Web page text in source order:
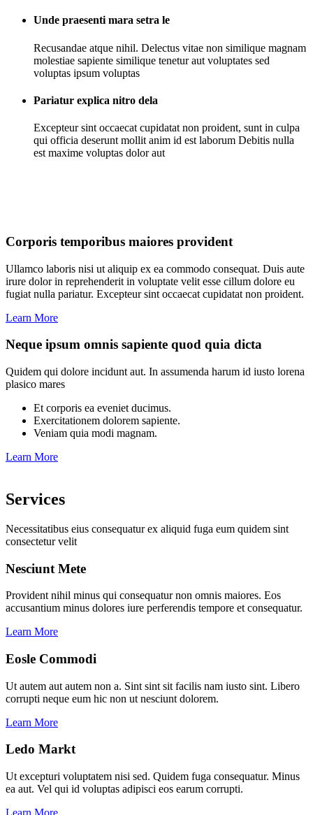
Unde praesenti mara setra le
Recusandae atque nihil. Delectus vitae non similique magnam
molestiae sapiente similique tenetur aut voluptates sed
voluptas ipsum voluptas
Pariatur explica nitro dela
Excepteur sint occaecat cupidatat non proident, sunt in culpa
qui officia deserunt mollit anim id est laborum Debitis nulla
est maxime voluptas dolor aut
Corporis temporibus maiores provident
Ullamco laboris nisi ut aliquip ex ea commodo consequat. Duis aute
irure dolor in reprehenderit in voluptate velit esse cillum dolore eu
fugiat nulla pariatur. Excepteur sint occaecat cupidatat non proident.
Learn More
Neque ipsum omnis sapiente quod quia dicta
Quidem qui dolore incidunt aut. In assumenda harum id iusto lorena
plasico mares
Et corporis ea eveniet ducimus.
Exercitationem dolorem sapiente.
Veniam quia modi magnam.
Learn More
Services
Necessitatibus eius consequatur ex aliquid fuga eum quidem sint
consectetur velit
Nesciunt Mete
Provident nihil minus qui consequatur non omnis maiores. Eos
accusantium minus dolores iure perferendis tempore et consequatur.
Learn More
Eosle Commodi
Ut autem aut autem non a. Sint sint sit facilis nam iusto sint. Libero
corrupti neque eum hic non ut nesciunt dolorem.
Learn More
Ledo Markt
Ut excepturi voluptatem nisi sed. Quidem fuga consequatur. Minus
ea aut. Vel qui id voluptas adipisci eos earum corrupti.